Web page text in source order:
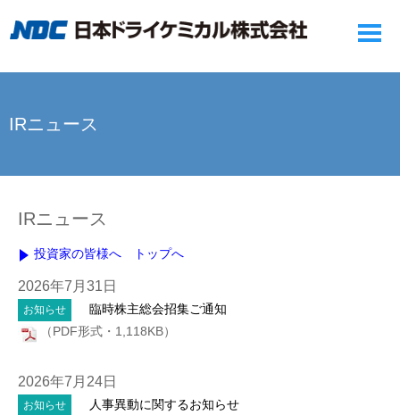
IRニュース
IRニュース
投資家の皆様へ トップへ
2026年7月31日
お知らせ
臨時株主総会招集ご通知
（PDF形式・1,118KB）
2026年7月24日
お知らせ
人事異動に関するお知らせ